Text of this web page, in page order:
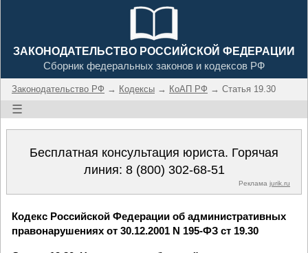
ЗАКОНОДАТЕЛЬСТВО РОССИЙСКОЙ ФЕДЕРАЦИИ
Сборник федеральных законов и кодексов РФ
Законодательство РФ → Кодексы → КоАП РФ → Статья 19.30
☰
Бесплатная консультация юриста. Горячая
линия: 8 (800) 302-68-51
Реклама jurik.ru
Кодекс Российской Федерации об административных
правонарушениях от 30.12.2001 N 195-ФЗ ст 19.30